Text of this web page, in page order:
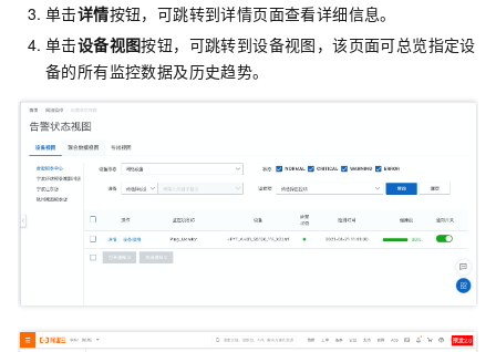
单击详情按钮，可跳转到详情页面查看详细信息。
单击设备视图按钮，可跳转到设备视图，该页面可总览指定设
备的所有监控数据及历史趋势。